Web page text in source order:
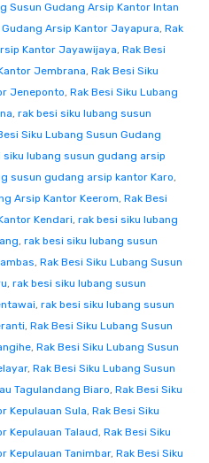
Susun Gudang Arsip Kantor Intan
Arsip Kantor Jayapura, Rak
Kantor Jayawijaya, Rak Besi
Jembrana, Rak Besi Siku
Jeneponto, Rak Besi Siku Lubang
, rak besi siku lubang susun
Siku Lubang Susun Gudang
siku lubang susun gudang arsip
susun gudang arsip kantor Karo,
Arsip Kantor Keerom, Rak Besi
Kendari, rak besi siku lubang
, rak besi siku lubang susun
, Rak Besi Siku Lubang Susun
, rak besi siku lubang susun
, rak besi siku lubang susun
, Rak Besi Siku Lubang Susun
, Rak Besi Siku Lubang Susun
, Rak Besi Siku Lubang Susun
Tagulandang Biaro, Rak Besi Siku
Kepulauan Sula, Rak Besi Siku
Kepulauan Talaud, Rak Besi Siku
Kepulauan Tanimbar, Rak Besi Siku